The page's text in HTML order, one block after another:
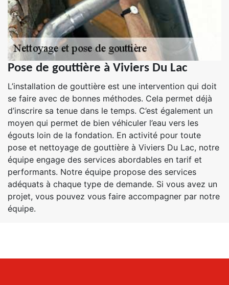
Pose de gouttière à Viviers Du Lac
L’installation de gouttière est une intervention qui doit
se faire avec de bonnes méthodes. Cela permet déjà
d’inscrire sa tenue dans le temps. C’est également un
moyen qui permet de bien véhiculer l’eau vers les
égouts loin de la fondation. En activité pour toute
pose et nettoyage de gouttière à Viviers Du Lac, notre
équipe engage des services abordables en tarif et
performants. Notre équipe propose des services
adéquats à chaque type de demande. Si vous avez un
projet, vous pouvez vous faire accompagner par notre
équipe.